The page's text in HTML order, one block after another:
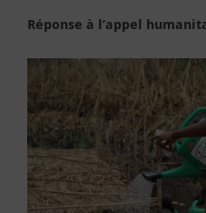
Réponse à l’appel